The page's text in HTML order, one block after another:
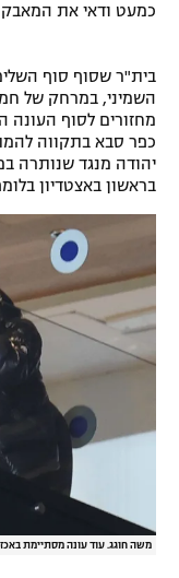
כמעט ודאי את המאבק
בית"ר שסוף סוף
השמיני, במרחק של
מחזורים לסוף
כפר סבא בתקווה
יהודה מנגד שנותרה
בראשון באצטדיון
משה חוגג. עוד עונה מסתיימת